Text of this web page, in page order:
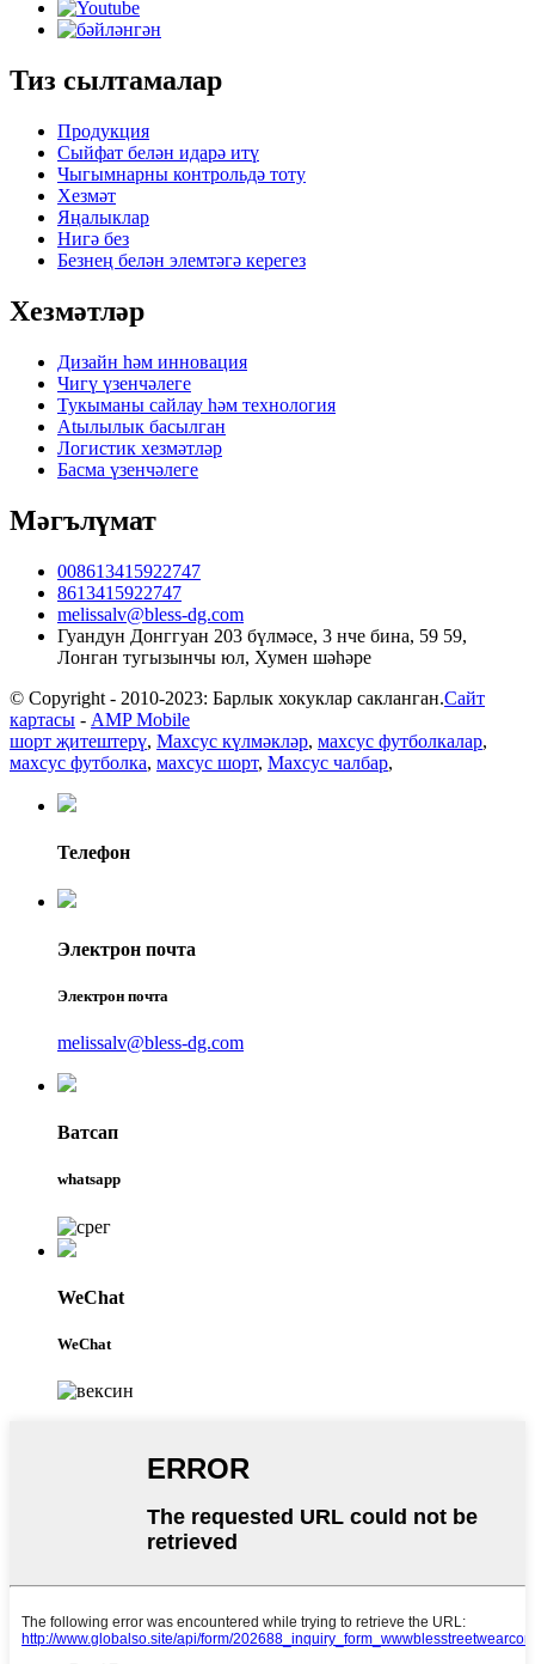
Тиз сылтамалар
Продукция
Сыйфат белән идарә итү
Чыгымнарны контрольдә тоту
Хезмәт
Яңалыклар
Нигә без
Безнең белән элемтәгә керегез
Хезмәтләр
Дизайн һәм инновация
Чигү үзенчәлеге
Тукыманы сайлау һәм технология
Atылылык басылган
Логистик хезмәтләр
Басма үзенчәлеге
Мәгълүмат
008613415922747
8613415922747
melissalv@bless-dg.com
Гуандун Донггуан 203 бүлмәсе, 3 нче бина, 59 59,
Лонган тугызынчы юл, Хумен шәһәре
© Copyright - 2010-2023: Барлык хокуклар сакланган.Сайт
картасы - AMP Mobile
шорт җитештерү, Махсус күлмәкләр, махсус футболкалар,
махсус футболка, махсус шорт, Махсус чалбар,
Телефон
Электрон почта
Электрон почта
melissalv@bless-dg.com
Ватсап
whatsapp
WeChat
WeChat